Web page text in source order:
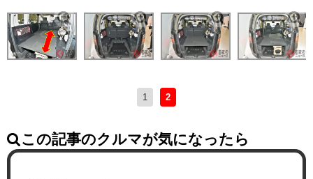
1 2
この記事のクルマが気になったら